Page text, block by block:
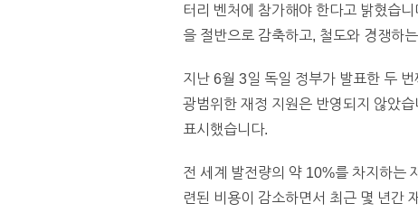
터리 벤처에 참가해야 한다고 밝혔습
을 절반으로 감축하고, 철도와 경쟁하
지난 6월 3일 독일 정부가 발표한 두
광범위한 재정 지원은 반영되지 않았
표시했습니다.
전 세계 발전량의 약 10%를 차지하는
련된 비용이 감소하면서 최근 몇 년간